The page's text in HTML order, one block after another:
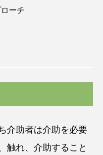
ーチ
介助者は介助を必要
触れ、介助すること